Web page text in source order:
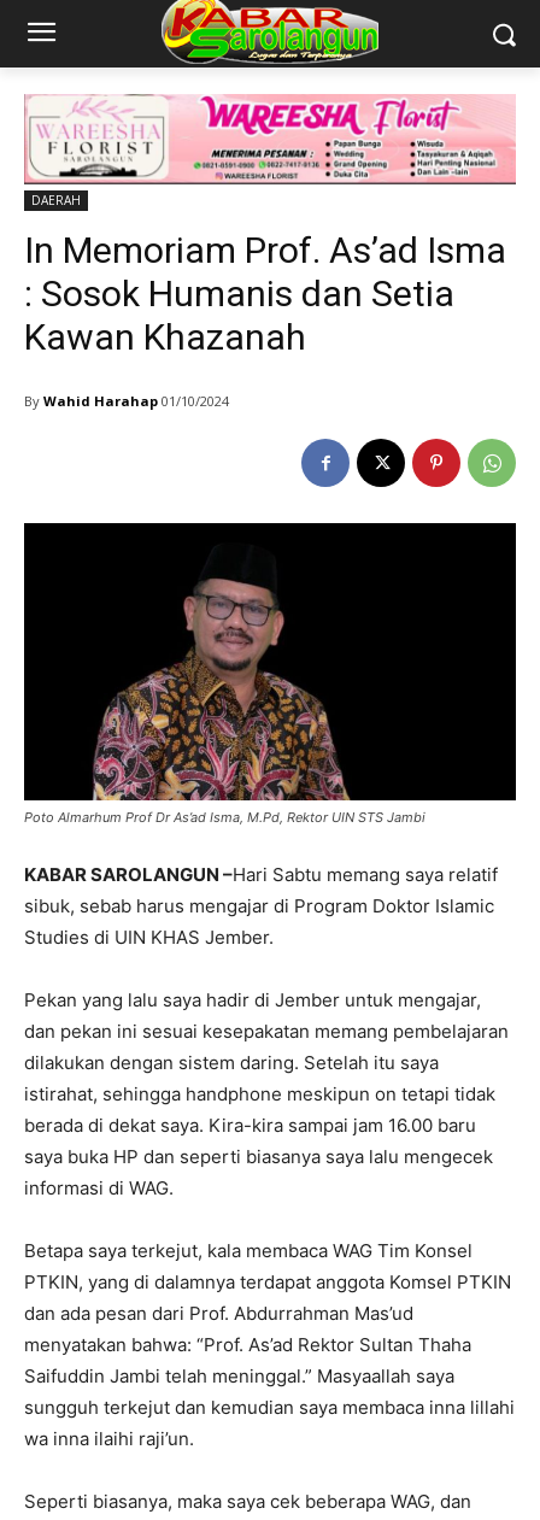
DAERAH
In Memoriam Prof. As’ad Isma
: Sosok Humanis dan Setia
Kawan Khazanah
By Wahid Harahap 01/10/2024
Poto Almarhum Prof Dr As’ad Isma, M.Pd, Rektor UIN STS Jambi
KABAR SAROLANGUN –Hari Sabtu memang saya relatif
sibuk, sebab harus mengajar di Program Doktor Islamic
Studies di UIN KHAS Jember.
Pekan yang lalu saya hadir di Jember untuk mengajar,
dan pekan ini sesuai kesepakatan memang pembelajaran
dilakukan dengan sistem daring. Setelah itu saya
istirahat, sehingga handphone meskipun on tetapi tidak
berada di dekat saya. Kira-kira sampai jam 16.00 baru
saya buka HP dan seperti biasanya saya lalu mengecek
informasi di WAG.
Betapa saya terkejut, kala membaca WAG Tim Konsel
PTKIN, yang di dalamnya terdapat anggota Komsel PTKIN
dan ada pesan dari Prof. Abdurrahman Mas’ud
menyatakan bahwa: “Prof. As’ad Rektor Sultan Thaha
Saifuddin Jambi telah meninggal.” Masyaallah saya
sungguh terkejut dan kemudian saya membaca inna lillahi
wa inna ilaihi raji’un.
Seperti biasanya, maka saya cek beberapa WAG, dan